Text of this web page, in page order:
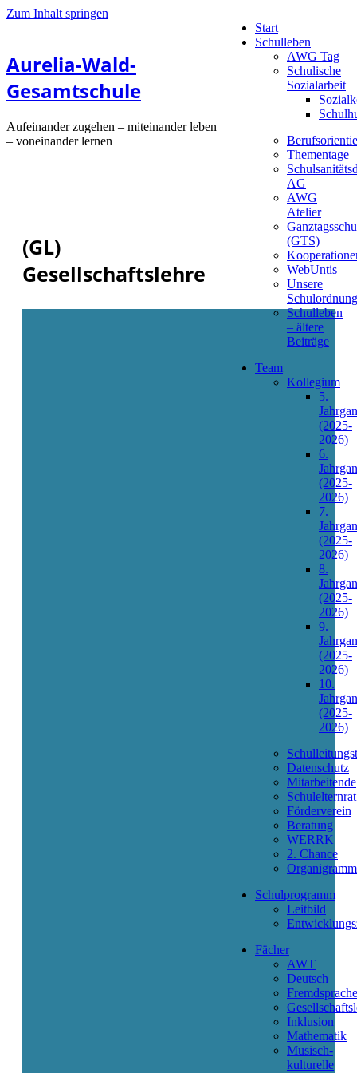
Zum Inhalt springen
Start
Schulleben
AWG Tag
Schulische
Sozialarbeit
Thementage
AG
AWG
Atelier
(GTS)
WebUntis
Unsere
Schulordnung
Schulleben
– ältere
Beiträge
Team
Kollegium
5.
(2025-
2026)
6.
(2025-
2026)
7.
(2025-
2026)
8.
(2025-
2026)
9.
(2025-
2026)
10.
(2025-
2026)
Datenschutz
Mitarbeitende
Schulelternrat
Förderverein
Beratung
WERRK
2. Chance
Organigramm
Schulprogramm
Leitbild
Fächer
AWT
Deutsch
Inklusion
Mathematik
Musisch-
kulturelle
Aurelia-Wald-
Gesamtschule
Aufeinander zugehen – miteinander leben
– voneinander lernen
(GL)
Gesellschaftslehre